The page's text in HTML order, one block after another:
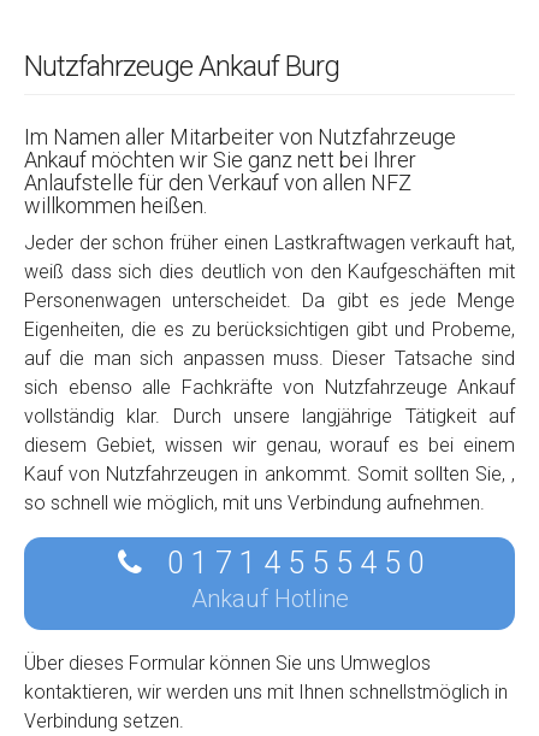
Nutzfahrzeuge Ankauf Burg
Im Namen aller Mitarbeiter von Nutzfahrzeuge
Ankauf möchten wir Sie ganz nett bei Ihrer
Anlaufstelle für den Verkauf von allen NFZ
willkommen heißen.
Jeder der schon früher einen Lastkraftwagen verkauft hat,
weiß dass sich dies deutlich von den Kaufgeschäften mit
Personenwagen unterscheidet. Da gibt es jede Menge
Eigenheiten, die es zu berücksichtigen gibt und Probeme,
auf die man sich anpassen muss. Dieser Tatsache sind
sich ebenso alle Fachkräfte von Nutzfahrzeuge Ankauf
vollständig klar. Durch unsere langjährige Tätigkeit auf
diesem Gebiet, wissen wir genau, worauf es bei einem
Kauf von Nutzfahrzeugen in ankommt. Somit sollten Sie, ,
so schnell wie möglich, mit uns Verbindung aufnehmen.
0 1 7 1 4 5 5 5 4 5 0
Ankauf Hotline
Über dieses Formular können Sie uns Umweglos
kontaktieren, wir werden uns mit Ihnen schnellstmöglich in
Verbindung setzen.